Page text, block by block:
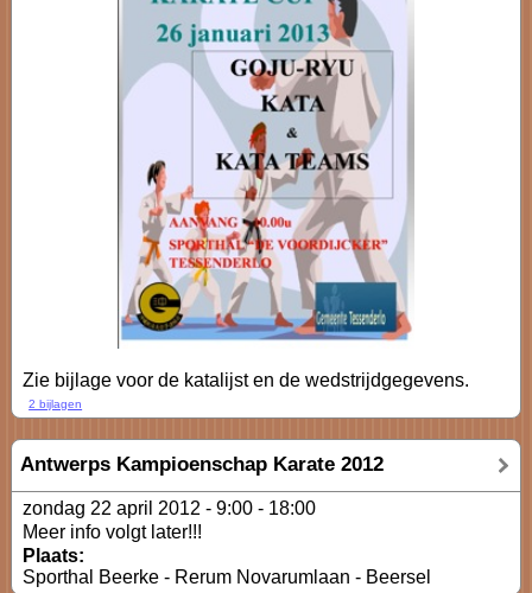
Zie bijlage voor de katalijst en de wedstrijdgegevens.
2 bijlagen
Antwerps Kampioenschap Karate 2012
zondag 22 april 2012 - 9:00 - 18:00
Meer info volgt later!!!
Plaats:
Sporthal Beerke - Rerum Novarumlaan - Beersel